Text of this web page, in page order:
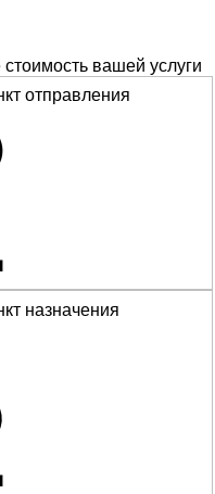
вашей услуги
отправления
назначения